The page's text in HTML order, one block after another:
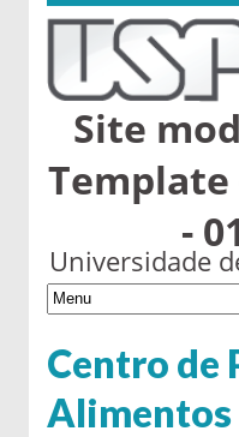
Site
-
Universidade
Centro de
Alimentos